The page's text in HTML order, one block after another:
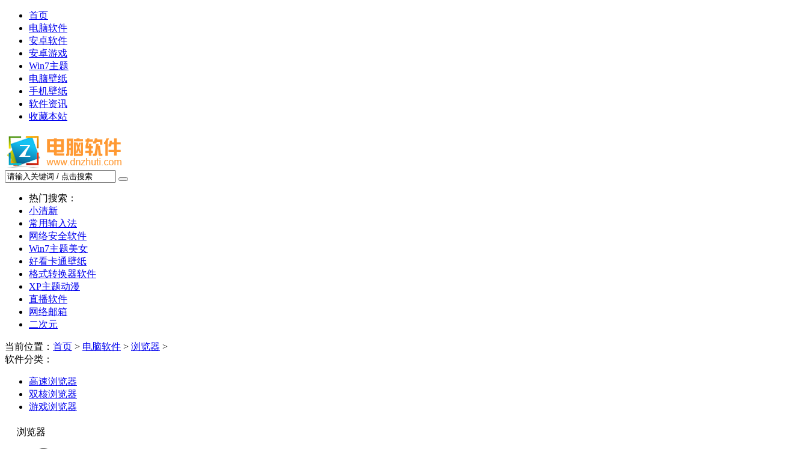
首页
电脑软件
安卓软件
安卓游戏
Win7主题
电脑壁纸
手机壁纸
软件资讯
收藏本站
热门搜索：
小清新
常用输入法
网络安全软件
Win7主题美女
好看卡通壁纸
格式转换器软件
XP主题动漫
直播软件
网络邮箱
二次元
当前位置： 首页 > 电脑软件 > 浏览器 >
软件分类：
高速浏览器
双核浏览器
游戏浏览器
浏览器